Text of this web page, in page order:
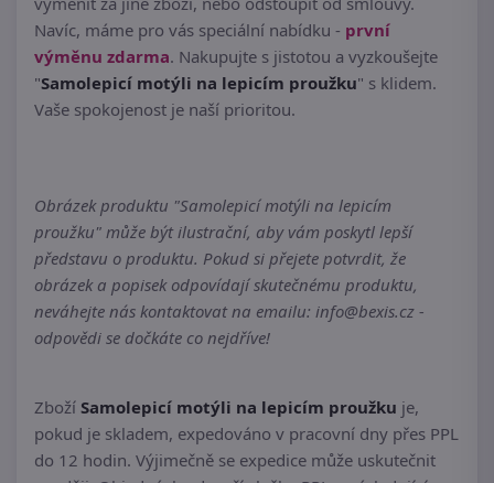
Navíc, máme pro vás speciální nabídku - první
výměnu zdarma. Nakupujte s jistotou a vyzkoušejte
"Samolepicí motýli na lepicím proužku" s klidem.
Vaše spokojenost je naší prioritou.
Obrázek produktu "Samolepicí motýli na lepicím
proužku" může být ilustrační, aby vám poskytl lepší
představu o produktu. Pokud si přejete potvrdit, že
obrázek a popisek odpovídají skutečnému produktu,
neváhejte nás kontaktovat na emailu: info@bexis.cz -
odpovědi se dočkáte co nejdříve!
Zboží Samolepicí motýli na lepicím proužku je,
pokud je skladem, expedováno v pracovní dny přes PPL
do 12 hodin. Výjimečně se expedice může uskutečnit